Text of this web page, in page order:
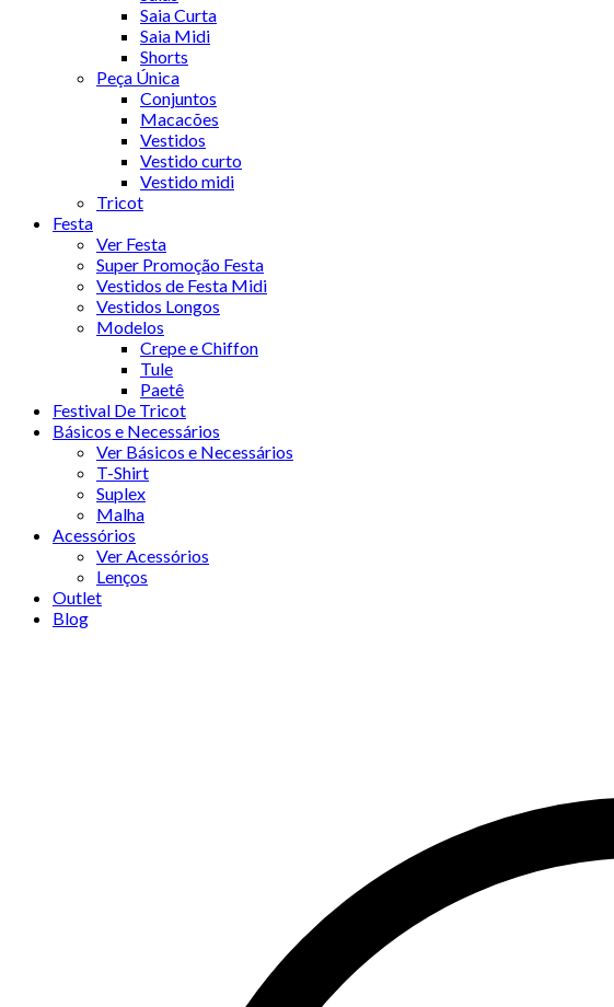
Saia Curta
Saia Midi
Shorts
Peça Única
Conjuntos
Macacões
Vestidos
Vestido curto
Vestido midi
Tricot
Festa
Ver Festa
Super Promoção Festa
Vestidos de Festa Midi
Vestidos Longos
Modelos
Crepe e Chiffon
Tule
Paetê
Festival De Tricot
Básicos e Necessários
Ver Básicos e Necessários
T-Shirt
Suplex
Malha
Acessórios
Ver Acessórios
Lenços
Outlet
Blog